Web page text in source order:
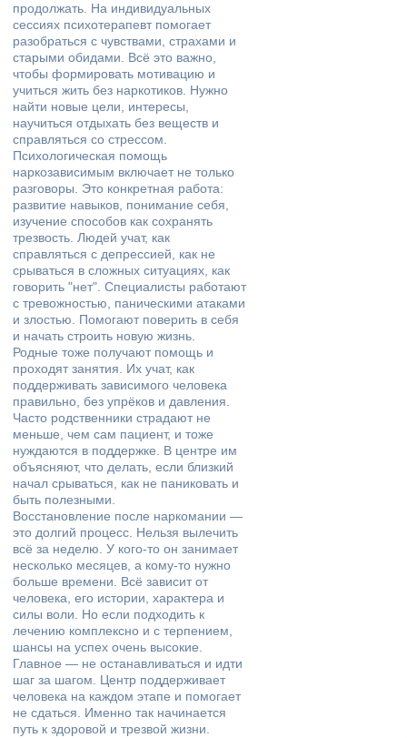
продолжать. На индивидуальных
сессиях психотерапевт помогает
разобраться с чувствами, страхами и
старыми обидами. Всё это важно,
чтобы формировать мотивацию и
учиться жить без наркотиков. Нужно
найти новые цели, интересы,
научиться отдыхать без веществ и
справляться со стрессом.
Психологическая помощь
наркозависимым включает не только
разговоры. Это конкретная работа:
развитие навыков, понимание себя,
изучение способов как сохранять
трезвость. Людей учат, как
справляться с депрессией, как не
срываться в сложных ситуациях, как
говорить "нет". Специалисты работают
с тревожностью, паническими атаками
и злостью. Помогают поверить в себя
и начать строить новую жизнь.
Родные тоже получают помощь и
проходят занятия. Их учат, как
поддерживать зависимого человека
правильно, без упрёков и давления.
Часто родственники страдают не
меньше, чем сам пациент, и тоже
нуждаются в поддержке. В центре им
объясняют, что делать, если близкий
начал срываться, как не паниковать и
быть полезными.
Восстановление после наркомании —
это долгий процесс. Нельзя вылечить
всё за неделю. У кого-то он занимает
несколько месяцев, а кому-то нужно
больше времени. Всё зависит от
человека, его истории, характера и
силы воли. Но если подходить к
лечению комплексно и с терпением,
шансы на успех очень высокие.
Главное — не останавливаться и идти
шаг за шагом. Центр поддерживает
человека на каждом этапе и помогает
не сдаться. Именно так начинается
путь к здоровой и трезвой жизни.